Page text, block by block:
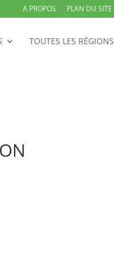
A PROPOS PLAN DU SITE
TOUTES LES RÉGIONS